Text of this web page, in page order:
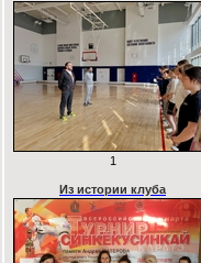
1
Из истории клуба